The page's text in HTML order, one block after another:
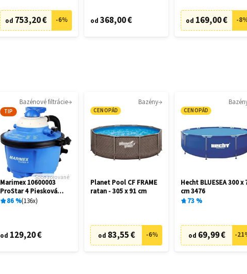
od 753,20 € -6% od 368,00 € od 169,00 € -8
Bazénové filtrácie
TIP
Sponzorované
Marimex 10600003
ProStar 4 Piesková
filtrácia
86 % 136x
od 129,20 €
Bazény
CENOPÁD
Planet Pool CF FRAME
ratan - 305 x 91 cm
od 83,55 € -6%
CENOPÁD
Hecht BLUESEA 300 x
cm 3476
73 %
od 69,99 € -21